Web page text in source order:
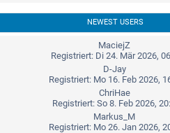
a
B
e
i
r
a
s
B
i
a
g
NEWEST USERS
MaciejZ
Registriert: Di 24. Mär 2026,
D-Jay
Registriert: Mo 16. Feb 2026,
ChriHae
Registriert: So 8. Feb 2026,
Markus_M
Registriert: Mo 26. Jan 2026,